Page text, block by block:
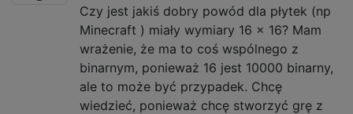
Czy jest jakiś dobry powód dla płytek (np
Minecraft ) miały wymiary 16 × 16? Mam
wrażenie, że ma to coś wspólnego z
binarnym, ponieważ 16 jest 10000 binarny,
ale to może być przypadek. Chcę
wiedzieć, ponieważ chcę stworzyć grę z